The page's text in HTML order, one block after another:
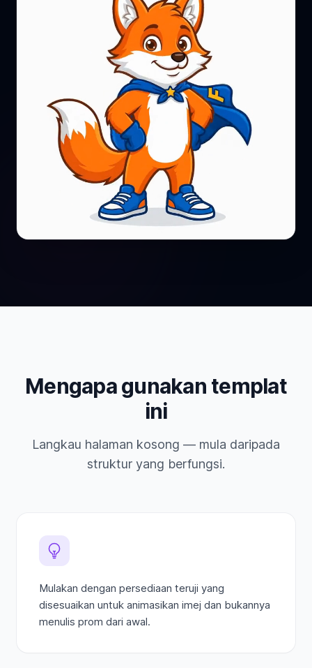
Mengapa gunakan templat
ini
Langkau halaman kosong — mula daripada
struktur yang berfungsi.
Mulakan dengan persediaan teruji yang
disesuaikan untuk animasikan imej dan bukannya
menulis prom dari awal.